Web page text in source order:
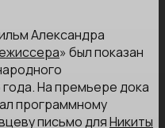
Александра
» был показан
На премьере дока
программному
письмо дляНикиты